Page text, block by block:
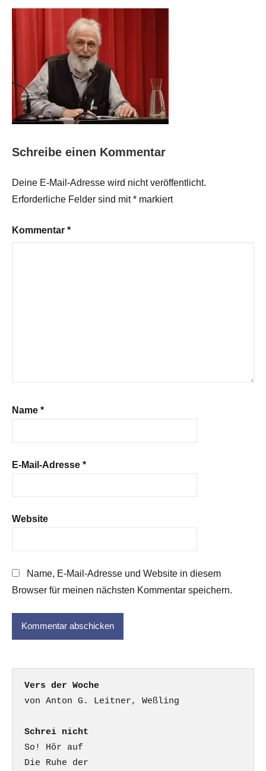
Schreibe einen Kommentar
Deine E-Mail-Adresse wird nicht veröffentlicht.
Erforderliche Felder sind mit* markiert
Kommentar *
Name *
E-Mail-Adresse *
Website
Name, E-Mail-Adresse und Website in diesem
Browser für meinen nächsten Kommentar speichern.
Vers der Woche
Schrei nicht
So! Hör auf
Die Ruhe der